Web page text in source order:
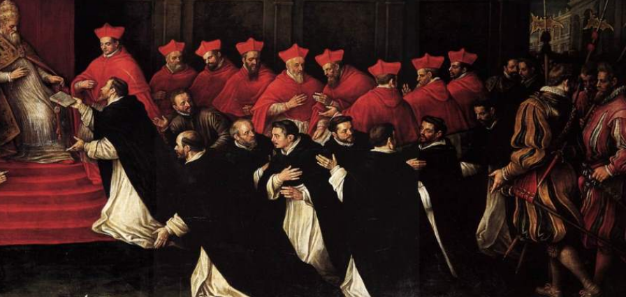
JO
RN
A
CRI
Para a
comunhão
com a
Santa Igreja
Católica